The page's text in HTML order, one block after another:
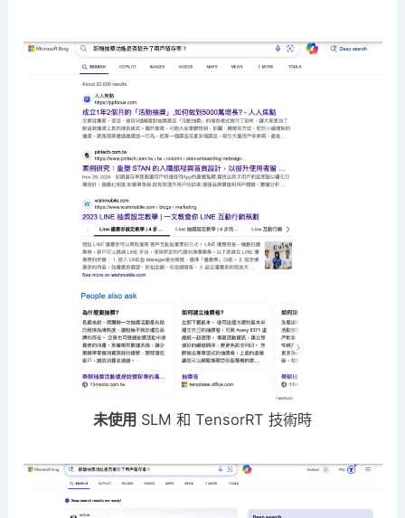
未使用 SLM 和 TensorRT 技術時